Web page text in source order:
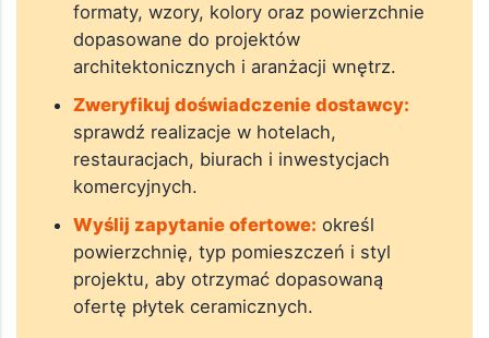
formaty, wzory, kolory oraz powierzchnie
dopasowane do projektów
architektonicznych i aranżacji wnętrz.
Zweryfikuj doświadczenie dostawcy:
sprawdź realizacje w hotelach,
restauracjach, biurach i inwestycjach
komercyjnych.
Wyślij zapytanie ofertowe: określ
powierzchnię, typ pomieszczeń i styl
projektu, aby otrzymać dopasowaną
ofertę płytek ceramicznych.